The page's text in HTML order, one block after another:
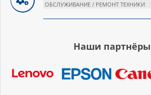
ОБСЛУЖИВАНИЕ / РЕМОНТ ТЕХНИКИ
Наши